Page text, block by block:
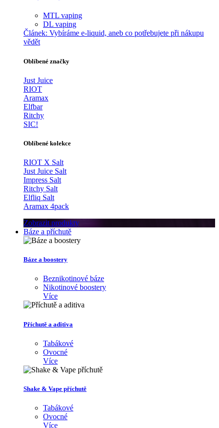
MTL vaping
DL vaping
Článek: Vybíráme e-liquid, aneb co potřebujete při nákupu
vědět
Oblíbené značky
Just Juice
RIOT
Aramax
Elfbar
Ritchy
SIC!
Oblíbené kolekce
RIOT X Salt
Just Juice Salt
Impress Salt
Ritchy Salt
Elfliq Salt
Aramax 4pack
Zobrazit produkty
Báze a příchutě
Báze a boostery
Beznikotinové báze
Nikotinové boostery
Více
Příchutě a aditiva
Tabákové
Ovocné
Více
Shake & Vape příchutě
Tabákové
Ovocné
Více